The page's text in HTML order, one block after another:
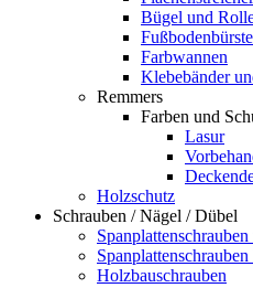
Bügel und
Farbwannen
Klebebänder
Remmers
Farben und
Lasur
Holzschutz
Schrauben / Nägel / Dübel
Holzbauschrauben